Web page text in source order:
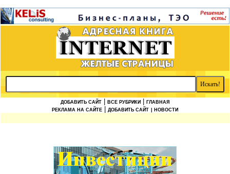
ДОБАВИТЬ САЙТ ВСЕ РУБРИКИ
ГЛАВНАЯ
РЕКЛАМА НА САЙТЕ
ДОБАВИТЬ САЙТ | НОВОСТИ